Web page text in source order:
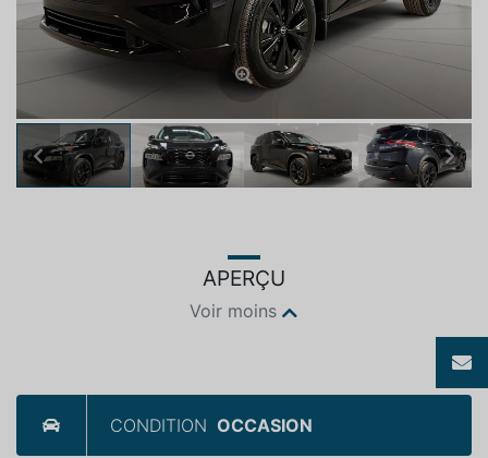
Previous Next
APERÇU
Voir moins
CONDITION OCCASION